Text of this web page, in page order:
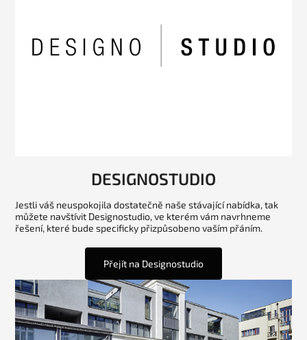
DESIGNOSTUDIO
Jestli váš neuspokojila dostatečně naše stávající nabídka, tak
můžete navštívit Designostudio, ve kterém vám navrhneme
řešení, které bude specificky přizpůsobeno vaším přáním.
Přejít na Designostudio